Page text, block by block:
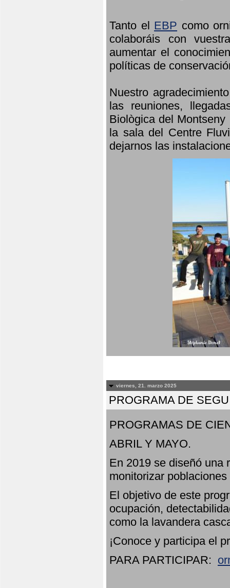
Tanto el EBP como
colaboráis con
aumentar el
políticas de
Nuestro
las reuniones,
Biològica del
la sala del Centre
dejarnos las
viernes, 21. marzo 2025
PROGRAMA DE
PROGRAMAS DE
ABRIL Y MAYO.
En 2019 se diseñó una
monitorizar
El objetivo de este
ocupación,
como la lavandera
¡Conoce y participa el
PARA PARTICIPAR: